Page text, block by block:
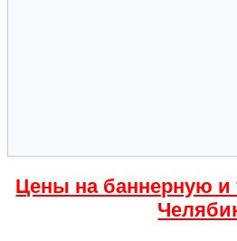
Цены на баннерную и